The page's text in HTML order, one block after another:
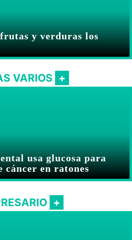
y verduras los
VARIOS
usa glucosa para
cáncer en ratones